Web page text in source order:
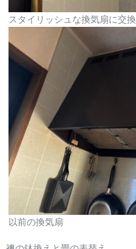
スタイリッシュな換気扇に交換
以前の換気扇